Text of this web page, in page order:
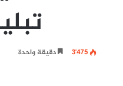
3٬475 دقيقة واحدة